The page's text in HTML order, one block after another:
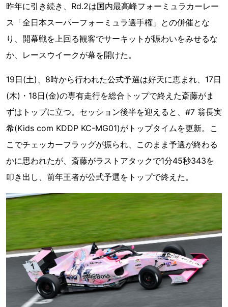
昨年に引き続き、Rd.2は国内最高峰フォーミュラカーレー
ス「全日本スーパーフォーミュラ選手権」との併催とな
り、開幕戦を上回る観客でサーキットが賑わいをみせるな
か、レースウイークが幕を開けた。
19日(土)、8時から行われた公式予選は好天に恵まれ、17日
(木)・18日(金)の専有走行を総合トップで終えた斎藤がま
ずはトップに立つ。セッション後半を迎えると、#7 翁長実
希(Kids com KDDP KC-MG01)がトップタイムを更新。こ
こでチェッカーフラッグが振られ、このまま予選が終わる
かに思われたが、斎藤がラストアタックで1分45秒343を
叩き出し、前年王者が公式予選をトップで終えた。